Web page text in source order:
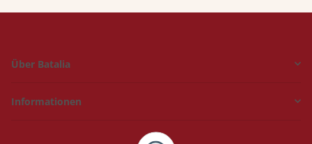
Über Batalia
Informationen